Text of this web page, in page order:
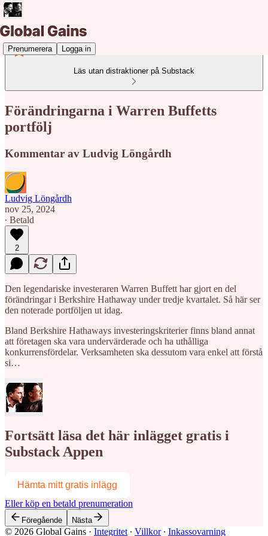
Prenumerera Logga in
Läs utan distraktioner på Substack
Förändringarna i Warren Buffetts
portfölj
Kommentar av Ludvig Löngårdh
Ludvig Löngårdh
nov 25, 2024
∙ Betald
2
Den legendariske investeraren Warren Buffett har gjort en del
förändringar i Berkshire Hathaway under tredje kvartalet. Så här ser
den noterade portföljen ut idag.
Bland Berkshire Hathaways investeringskriterier finns bland annat
att företagen ska vara undervärderade och ha uthålliga
konkurrensfördelar. Verksamheten ska dessutom vara enkel att förstå
si…
Fortsätt läsa det här inlägget gratis i
Substack Appen
Hämta mitt gratis inlägg
Eller köp en betald prenumeration
Föregående Nästa
© 2026 Global Gains · Integritet ∙ Villkor∙ Inkassovarning